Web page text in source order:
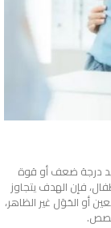
درجة ضعف أو قوة
فإن الهدف يتجاوز
أو الحَوَل غير الظاهر،